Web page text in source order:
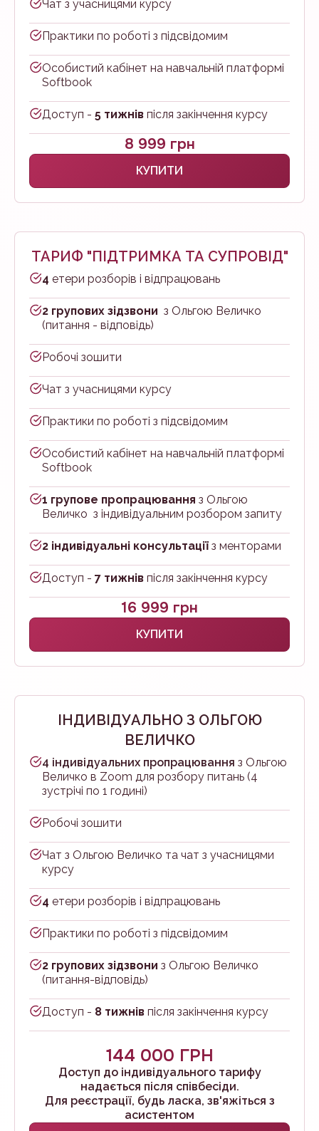
Чат з учасницями курсу
Практики по роботі з підсвідомим
Особистий кабінет на навчальній платформі
Softbook
Доступ - 5 тижнів після закінчення курсу
8 999 грн
КУПИТИ
ТАРИФ "ПІДТРИМКА ТА СУПРОВІД"
4 етери розборів і відпрацювань
2 групових зідзвони з Ольгою Величко
(питання - відповідь)
Робочі зошити
Чат з учасницями курсу
Практики по роботі з підсвідомим
Особистий кабінет на навчальній платформі
Softbook
1 групове пропрацювання з Ольгою
Величко з індивідуальним розбором запиту
2 індивідуальні консультації з менторами
Доступ - 7 тижнів після закінчення курсу
16 999 грн
КУПИТИ
ІНДИВІДУАЛЬНО З ОЛЬГОЮ
ВЕЛИЧКО
4 індивідуальних пропрацювання з Ольгою
Величко в Zoom для розбору питань (4
зустрічі по 1 годині)
Робочі зошити
Чат з Ольгою Величко та чат з учасницями
курсу
4 етери розборів і відпрацювань
Практики по роботі з підсвідомим
2 групових зідзвони з Ольгою Величко
(питання-відповідь)
Доступ - 8 тижнів після закінчення курсу
144 000 ГРН
Доступ до індивідуального тарифу
надається після співбесіди.
Для реєстрації, будь ласка, зв'яжіться з
асистентом